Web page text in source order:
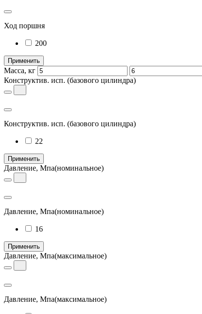
Ход поршня
200
Применить
Масса, кг
Конструктив. исп. (базового цилиндра)
Конструктив. исп. (базового цилиндра)
22
Применить
Давление, Мпа(номинальное)
Давление, Мпа(номинальное)
16
Применить
Давление, Мпа(максимальное)
Давление, Мпа(максимальное)